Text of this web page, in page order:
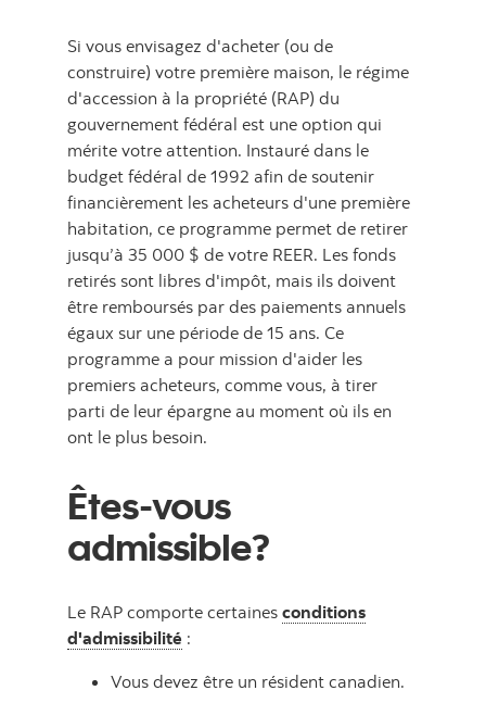
Si vous envisagez d'acheter (ou de
construire) votre première maison, le régime
d'accession à la propriété (RAP) du
gouvernement fédéral est une option qui
mérite votre attention. Instauré dans le
budget fédéral de 1992 afin de soutenir
financièrement les acheteurs d'une première
habitation, ce programme permet de retirer
jusqu’à 35 000 $ de votre REER. Les fonds
retirés sont libres d'impôt, mais ils doivent
être remboursés par des paiements annuels
égaux sur une période de 15 ans. Ce
programme a pour mission d'aider les
premiers acheteurs, comme vous, à tirer
parti de leur épargne au moment où ils en
ont le plus besoin.
Êtes-vous
admissible?
Le RAP comporte certaines conditions
d'admissibilité :
Vous devez être un résident canadien.